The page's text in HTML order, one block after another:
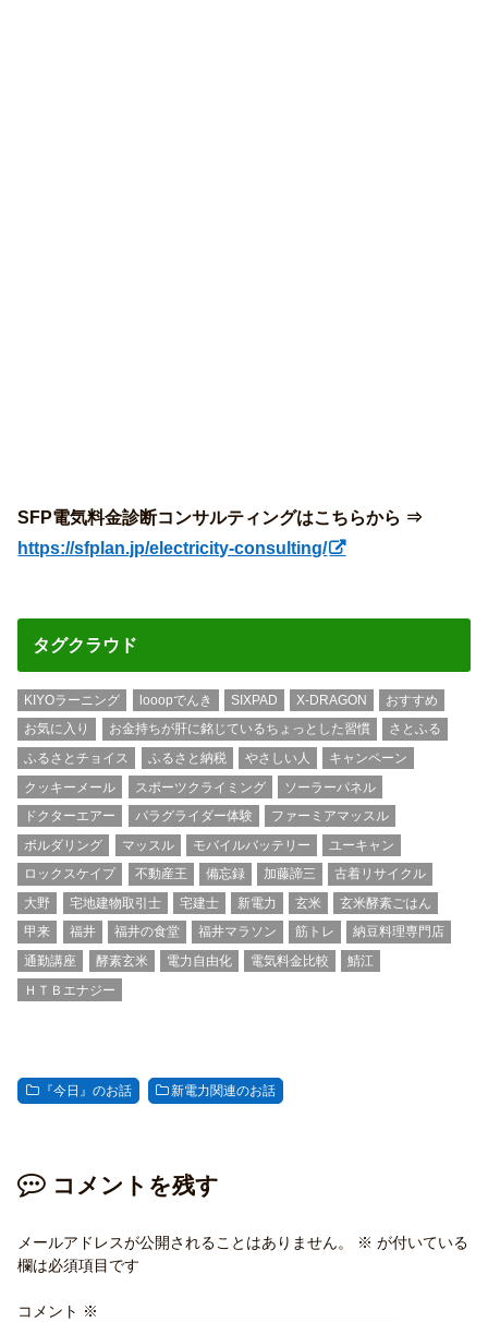
SFP電気料金診断コンサルティングはこちらから ⇒
https://sfplan.jp/electricity-consulting/
タグクラウド
KIYOラーニング looopでんき SIXPAD X-DRAGON
おすすめ
お気に入り
お金持ちが肝に銘じているちょっとした習慣
さとふる
ふるさとチョイス
ふるさと納税 やさしい人
キャンペーン
クッキーメール
スポーツクライミング
ソーラーパネル
ドクターエアー
パラグライダー体験
ファーミアマッスル
ボルダリング
マッスル モバイルバッテリー
ユーキャン
ロックスケイプ
不動産王 備忘録 加藤諦三
古着リサイクル
大野
宅地建物取引士 宅建士 新電力 玄米
玄米酵素ごはん
甲来
福井 福井の食堂 福井マラソン 筋トレ
納豆料理専門店
通勤講座
酵素玄米 電力自由化 電気料金比較
鯖江
ＨＴＢエナジー
『今日』のお話 新電力関連のお話
コメントを残す
メールアドレスが公開されることはありません。 ※ が付いている
欄は必須項目です
コメント ※